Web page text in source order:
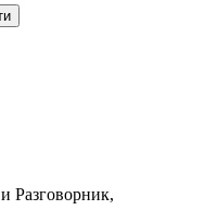
Разговорник,